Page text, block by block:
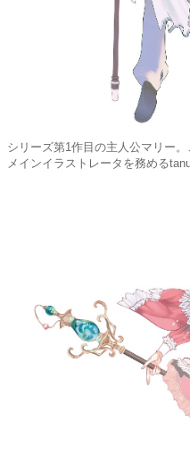
シリーズ第1作目の主人公マリー
メインイラストレータを務める